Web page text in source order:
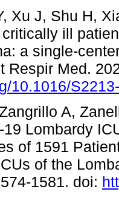
Xu J, Shu H,
ill
a single-
Respir Med.
10.1016/
A,
19 Lombardy
of 1591
of the
1581. doi: